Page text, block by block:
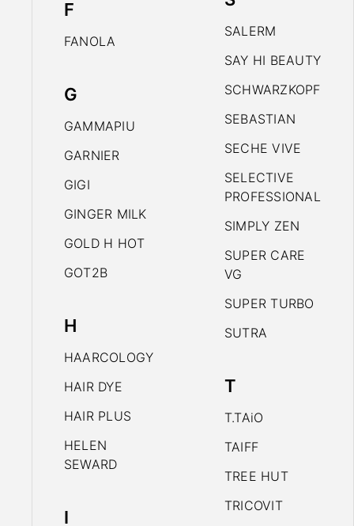
F
FANOLA
G
GAMMAPIU
GARNIER
GIGI
GINGER MILK
GOLD H HOT
GOT2B
H
HAARCOLOGY
HAIR DYE
HAIR PLUS
HELEN
SEWARD
I
SALERM
SAY HI BEAUTY
SCHWARZKOPF
SEBASTIAN
SECHE VIVE
SELECTIVE
PROFESSIONAL
SIMPLY ZEN
SUPER CARE
VG
SUPER TURBO
SUTRA
T
T.TAiO
TAIFF
TREE HUT
TRICOVIT